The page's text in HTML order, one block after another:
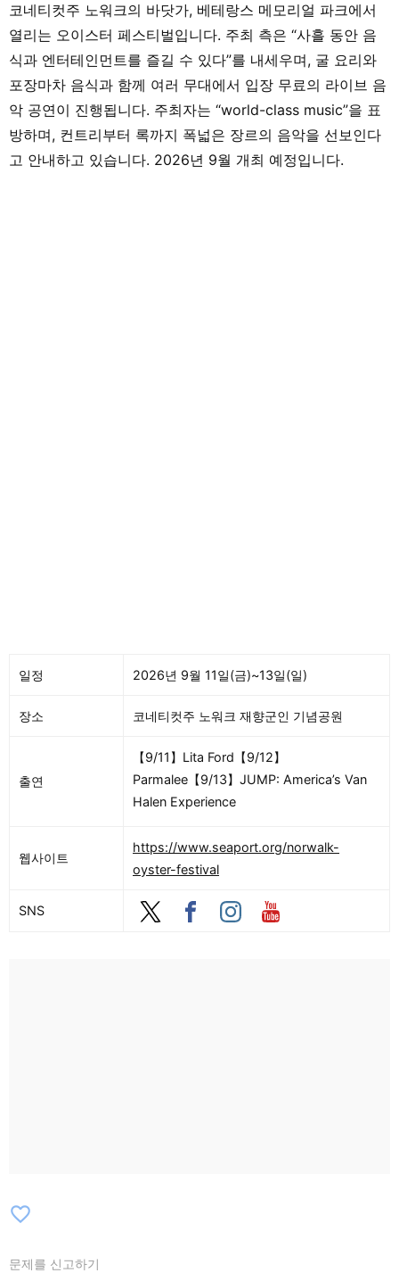
코네티컷주 노워크의 바닷가, 베테랑스 메모리얼 파크에서
열리는 오이스터 페스티벌입니다. 주최 측은 “사흘 동안 음
식과 엔터테인먼트를 즐길 수 있다”를 내세우며, 굴 요리와
포장마차 음식과 함께 여러 무대에서 입장 무료의 라이브 음
악 공연이 진행됩니다. 주최자는 “world-class music”을 표
방하며, 컨트리부터 록까지 폭넓은 장르의 음악을 선보인다
고 안내하고 있습니다. 2026년 9월 개최 예정입니다.
일정 2026년 9월 11일(금)~13일(일)
장소 코네티컷주 노워크 재향군인 기념공원
출연
【9/11】Lita Ford【9/12】
Parmalee【9/13】JUMP: America’s Van
Halen Experience
웹사이트
https://www.seaport.org/norwalk-
oyster-festival
SNS
favorite_border
문제를 신고하기